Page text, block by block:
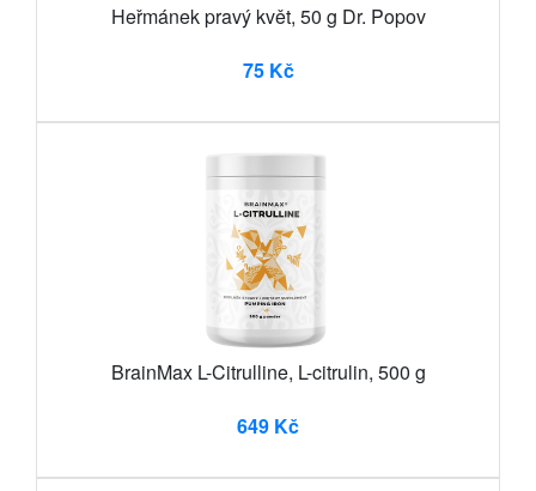
Heřmánek pravý květ, 50 g Dr. Popov
75 Kč
BrainMax L-Citrulline, L-citrulin, 500 g
649 Kč